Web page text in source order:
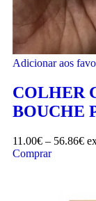
Adicionar aos
COLHER
BOUCHE
11.00€ – 56.86€
Comprar